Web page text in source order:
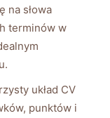
na słowa
terminów w
układ CV
punktów i